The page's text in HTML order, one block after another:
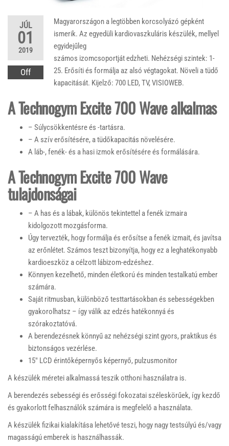
JÚL
01
2019
Off
Magyarországon a legtöbben korcsolyázó gépként
ismerik. Az egyedüli kardiovaszkuláris készülék, mellyel
egyidejűleg
számos izomcsoportját edzheti. Nehézségi szintek: 1-
25. Erősíti és formálja az alsó végtagokat. Növeli a tüdő
kapacitását. Kijelző: 700 LED, TV, VISIOWEB.
A Technogym Excite 700 Wave alkalmas
– Súlycsökkentésre és -tartásra.
– A szív erősítésére, a tüdőkapacitás növelésére.
A láb-, fenék- és a hasi izmok erősítésére és formálására.
A Technogym Excite 700 Wave
tulajdonságai
– A has és a lábak, különös tekintettel a fenék izmaira
kidolgozott mozgásforma.
Úgy tervezték, hogy formálja és erősítse a fenék izmait, és javítsa
az erőnlétet. Számos teszt bizonyítja, hogy ez a leghatékonyabb
kardioeszköz a célzott lábizom-edzéshez.
Könnyen kezelhető, minden életkorú és minden testalkatú ember
számára.
Saját ritmusban, különböző testtartásokban és sebességekben
gyakorolhatsz – így válik az edzés hatékonnyá és
szórakoztatóvá.
A berendezésnek könnyű az nehézségi szint gyors, praktikus és
biztonságos vezérlése.
15″ LCD érintőképernyős képernyő, pulzusmonitor
A készülék méretei alkalmassá teszik otthoni használatra is.
A berendezés sebességi és erősségi fokozatai széleskörűek, így kezdő
és gyakorlott felhasználók számára is megfelelő a használata.
A készülék fizikai kialakítása lehetővé teszi, hogy nagy testsúlyú és/vagy
magasságú emberek is használhassák.